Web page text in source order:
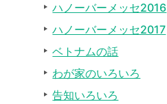
ハノーバーメッセ2016
ハノーバーメッセ2017
ベトナムの話
わが家のいろいろ
告知いろいろ